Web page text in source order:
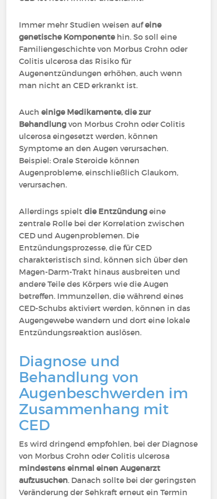
Immer mehr Studien weisen aufeine
genetische Komponentehin. So soll eine
Familiengeschichte von Morbus Crohn oder
Colitis ulcerosa das Risiko für
Augenentzündungen erhöhen, auch wenn
man nicht an CED erkrankt ist.
Aucheinige Medikamente, die zur
Behandlung von Morbus Crohn oder Colitis
ulcerosa eingesetzt werden, können
Symptome an den Augen verursachen.
Beispiel: Orale Steroide können
Augenprobleme, einschließlich Glaukom,
verursachen.
Allerdings spieltdie Entzündung eine
zentrale Rolle bei der Korrelation zwischen
CED und Augenproblemen. Die
Entzündungsprozesse, die für CED
charakteristisch sind, können sich über den
Magen-Darm-Trakt hinaus ausbreiten und
andere Teile des Körpers wie die Augen
betreffen. Immunzellen, die während eines
CED-Schubs aktiviert werden, können in das
Augengewebe wandern und dort eine lokale
Entzündungsreaktion auslösen.
Diagnose und
Behandlung von
Augenbeschwerden im
Zusammenhang mit
CED
Es wird dringend empfohlen, bei der Diagnose
von Morbus Crohn oder Colitis ulcerosa
mindestens einmal einen Augenarzt
aufzusuchen. Danach sollte bei der geringsten
Veränderung der Sehkraft erneut ein Termin